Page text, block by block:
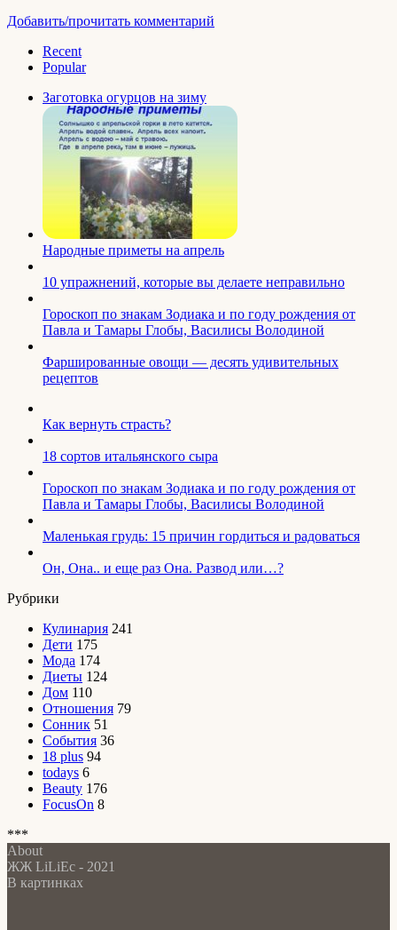
Добавить/прочитать комментарий
Recent
Popular
Заготовка огурцов на зиму
Народные приметы на апрель
10 упражнений, которые вы делаете неправильно
Гороскоп по знакам Зодиака и по году рождения от
Павла и Тамары Глобы, Василисы Володиной
Фаршированные овощи — десять удивительных
рецептов
Как вернуть страсть?
18 сортов итальянского сыра
Гороскоп по знакам Зодиака и по году рождения от
Павла и Тамары Глобы, Василисы Володиной
Маленькая грудь: 15 причин гордиться и радоваться
Он, Она.. и еще раз Она. Развод или…?
Рубрики
Кулинария 241
Дети 175
Мода 174
Диеты 124
Дом 110
Отношения 79
Сонник 51
События 36
18 plus 94
todays 6
Beauty 176
FocusOn 8
***
About
ЖЖ LiLiEc - 2021
В картинках